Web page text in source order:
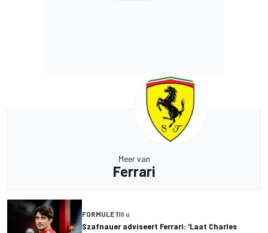
Meer van
Ferrari
FORMULE 116 u
Szafnauer adviseert Ferrari: 'Laat Charles